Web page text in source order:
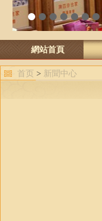
1 3 4 5 6 7 8
網站首頁
首页 > 新聞中心